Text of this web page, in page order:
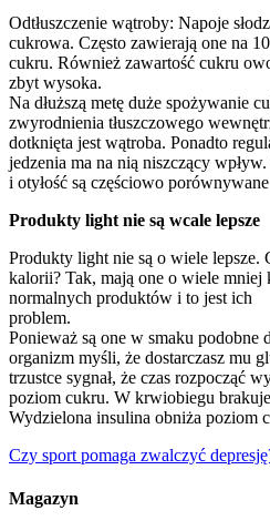
Odtłuszczenie wątroby: Napoje
cukrowa. Często zawierają one na
cukru. Również zawartość cukru
zbyt wysoka.
Na dłuższą metę duże spożywanie
zwyrodnienia tłuszczowego
dotknięta jest wątroba. Ponadto
jedzenia ma na nią niszczący
i otyłość są częściowo
Produkty light nie są wcale lepsze
Produkty light nie są o wiele
kalorii? Tak, mają one o wiele
normalnych produktów i to jest ich
problem.
Ponieważ są one w smaku podobne
organizm myśli, że dostarczasz mu
trzustce sygnał, że czas rozpocząć
poziom cukru. W krwiobiegu
Wydzielona insulina obniża poziom
Czy sport pomaga zwalczyć
Magazyn